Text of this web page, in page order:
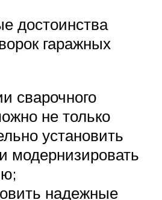
достоинства
гаражных
сварочного
не только
установить
модернизировать
надежные